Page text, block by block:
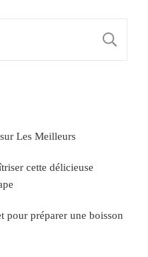
Les Meilleurs
cette délicieuse
pour préparer une boisson